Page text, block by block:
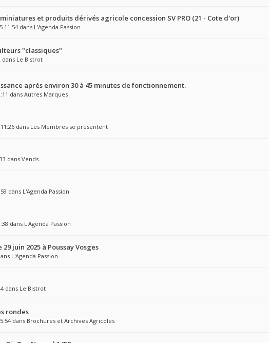
et produits dérivés agricole concession SV PRO (21 - Cote d'or)
11:54 dans L'Agenda Passion
"classiques"
dans Le Bistrot
après environ 30 à 45 minutes de fonctionnement.
dans Autres Marques
dans Les Membres se présentent
dansVends
dans L'Agenda Passion
dans L'Agenda Passion
juin 2025 à Poussay Vosges
L'Agenda Passion
dans Le Bistrot
rondes
dans Brochures et Archives Agricoles